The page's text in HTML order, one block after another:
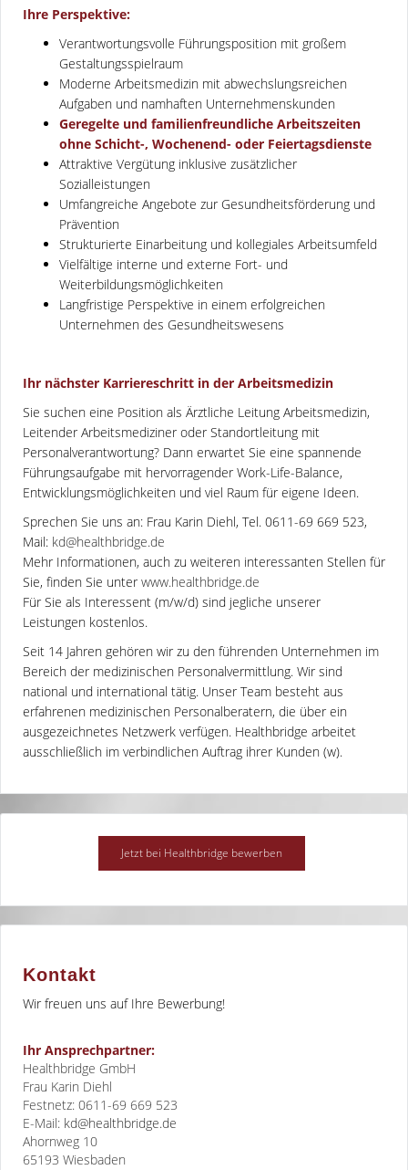
Ihre Perspektive:
Verantwortungsvolle Führungsposition mit großem
Gestaltungsspielraum
Moderne Arbeitsmedizin mit abwechslungsreichen
Aufgaben und namhaften Unternehmenskunden
Geregelte und familienfreundliche Arbeitszeiten
ohne Schicht-, Wochenend- oder Feiertagsdienste
Attraktive Vergütung inklusive zusätzlicher
Sozialleistungen
Umfangreiche Angebote zur Gesundheitsförderung und
Prävention
Strukturierte Einarbeitung und kollegiales Arbeitsumfeld
Vielfältige interne und externe Fort- und
Weiterbildungsmöglichkeiten
Langfristige Perspektive in einem erfolgreichen
Unternehmen des Gesundheitswesens
Ihr nächster Karriereschritt in der Arbeitsmedizin
Sie suchen eine Position als Ärztliche Leitung Arbeitsmedizin,
Leitender Arbeitsmediziner oder Standortleitung mit
Personalverantwortung? Dann erwartet Sie eine spannende
Führungsaufgabe mit hervorragender Work-Life-Balance,
Entwicklungsmöglichkeiten und viel Raum für eigene Ideen.
Sprechen Sie uns an: Frau Karin Diehl, Tel. 0611-69 669 523,
Mail: kd@healthbridge.de
Mehr Informationen, auch zu weiteren interessanten Stellen für
Sie, finden Sie unter www.healthbridge.de
Für Sie als Interessent (m/w/d) sind jegliche unserer
Leistungen kostenlos.
Seit 14 Jahren gehören wir zu den führenden Unternehmen im
Bereich der medizinischen Personalvermittlung. Wir sind
national und international tätig. Unser Team besteht aus
erfahrenen medizinischen Personalberatern, die über ein
ausgezeichnetes Netzwerk verfügen. Healthbridge arbeitet
ausschließlich im verbindlichen Auftrag ihrer Kunden (w).
Kontakt
Wir freuen uns auf Ihre Bewerbung!
Ihr Ansprechpartner:
Healthbridge GmbH
Frau Karin Diehl
Festnetz: 0611-69 669 523
E-Mail: kd@healthbridge.de
Ahornweg 10
65193 Wiesbaden